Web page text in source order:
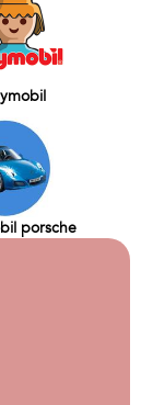
porsche